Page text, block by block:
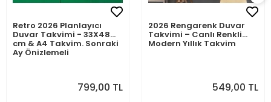
Retro 2026 Planlayıcı
Duvar Takvimi - 33X48
cm & A4 Takvim. Sonraki
Ay Önizlemeli
799,00 TL
2026 Rengarenk Duvar
Takvimi – Canlı Renkli
Modern Yıllık Takvim
549,00 TL